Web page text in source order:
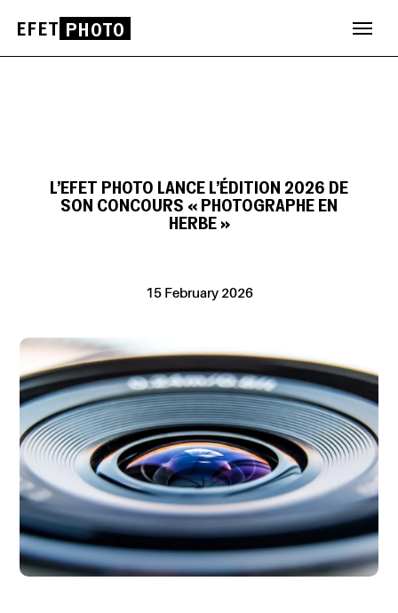
L’EFET PHOTO LANCE L’ÉDITION 2026 DE
SON CONCOURS « PHOTOGRAPHE EN
HERBE »
15 February 2026
EFET PHOTO